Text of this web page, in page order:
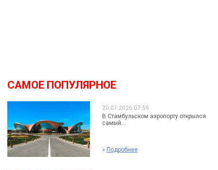
САМОЕ ПОПУЛЯРНОЕ
20.07.2026 07:59
В Стамбульском аэропорту открылся
самый...
» Подробнее